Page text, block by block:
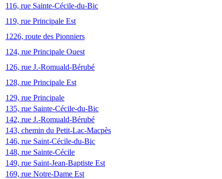
116, rue Sainte-Cécile-du-Bic
119, rue Principale Est
1226, route des Pionniers
124, rue Principale Ouest
126, rue J.-Romuald-Bérubé
128, rue Principale Est
129, rue Principale
135, rue Sainte-Cécile-du-Bic
142, rue J.-Romuald-Bérubé
143, chemin du Petit-Lac-Macpès
146, rue Saint-Cécile-du-Bic
148, rue Sainte-Cécile
149, rue Saint-Jean-Baptiste Est
169, rue Notre-Dame Est